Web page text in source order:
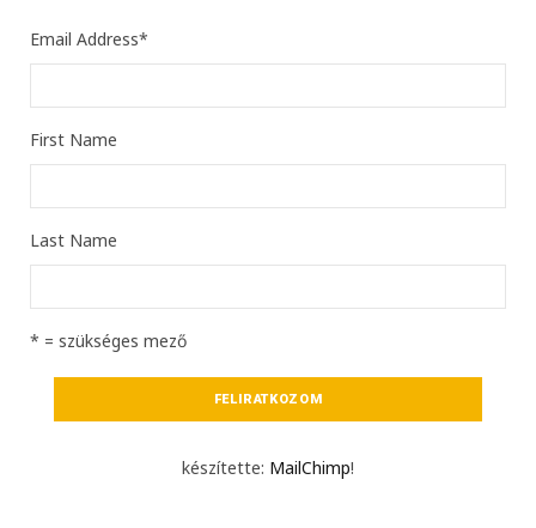
Email Address*
First Name
Last Name
* = szükséges mező
készítette: MailChimp!